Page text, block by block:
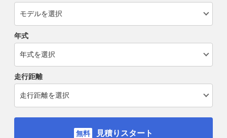
年式
走行距離
見積りスタート